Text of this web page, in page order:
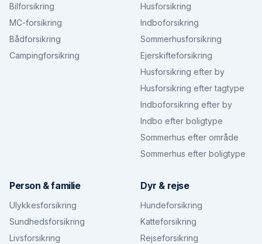
Bilforsikring
MC-forsikring
Bådforsikring
Campingforsikring
Husforsikring
Indboforsikring
Sommerhusforsikring
Ejerskifteforsikring
Husforsikring efter by
Husforsikring efter tagtype
Indboforsikring efter by
Indbo efter boligtype
Sommerhus efter område
Sommerhus efter boligtype
Person & familie
Ulykkesforsikring
Sundhedsforsikring
Livsforsikring
Dyr & rejse
Hundeforsikring
Katteforsikring
Rejseforsikring